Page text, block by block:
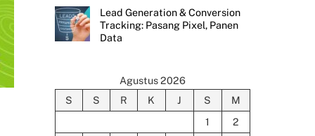
Lead Generation & Conversion
Tracking: Pasang Pixel, Panen
Data
Agustus 2026
S
S R K J S
M
1
2